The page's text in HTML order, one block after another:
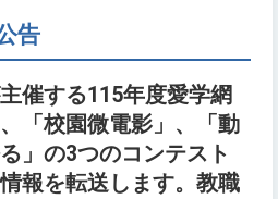
告
催する115年度愛学網
「校園微電影」、「動
」の3つのコンテスト
報を転送します。教職